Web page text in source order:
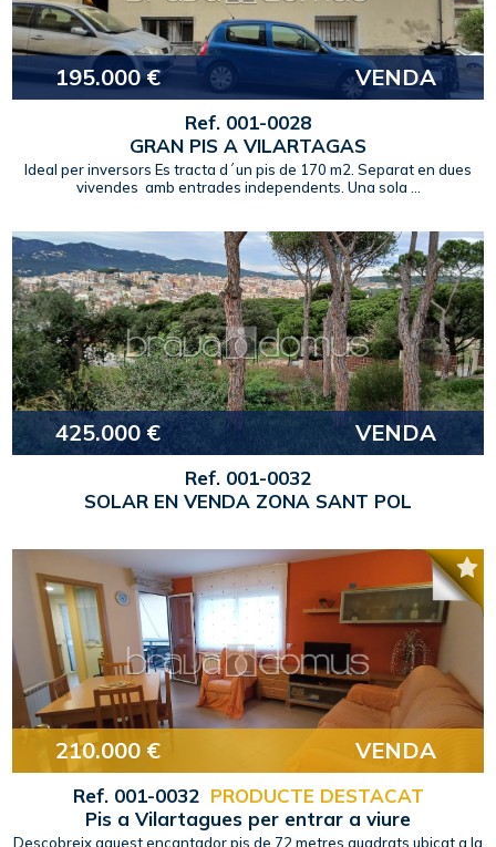
195.000 € VENDA
Ref. 001-0028
GRAN PIS A VILARTAGAS
Ideal per inversors Es tracta d´un pis de 170 m2. Separat en dues
vivendes amb entrades independents. Una sola ...
425.000 € VENDA
Ref. 001-0032
SOLAR EN VENDA ZONA SANT POL
210.000 € VENDA
Ref. 001-0032 PRODUCTE DESTACAT
Pis a Vilartagues per entrar a viure
Descobreix aquest encantador pis de 72 metres quadrats ubicat a la